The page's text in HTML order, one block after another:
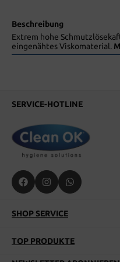
Beschreibung
Extrem hohe
eingenähtes Viskomaterial.
SERVICE-HOTLINE
SHOP SERVICE
TOP PRODUKTE